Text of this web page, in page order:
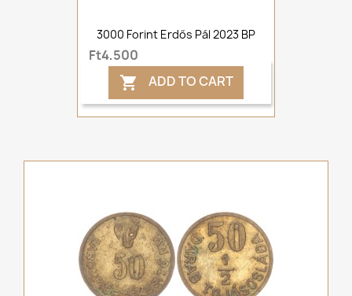
3000 Forint Erdős Pál 2023 BP
Ft4,500
 ADD TO CART